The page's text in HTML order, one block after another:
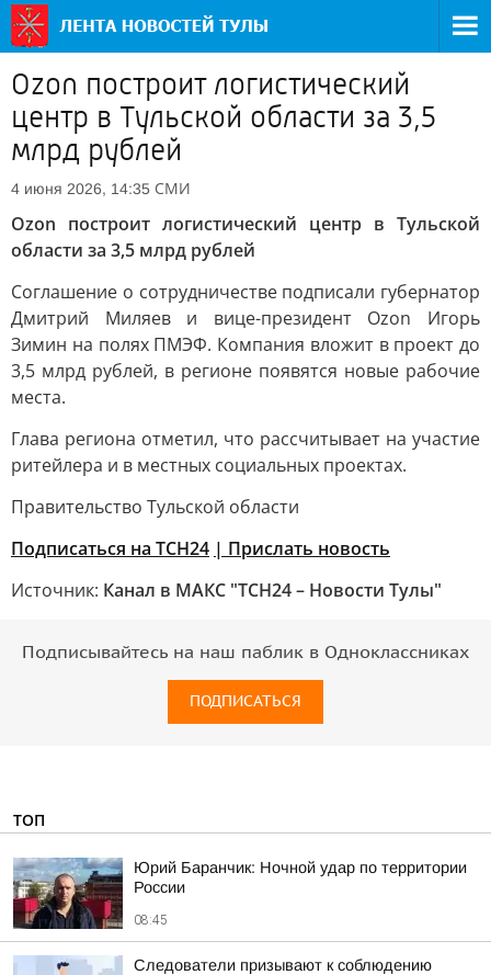
Ozon построит логистический
центр в Тульской области за 3,5
млрд рублей
4 июня 2026, 14:35 СМИ
Ozon построит логистический центр в Тульской
области за 3,5 млрд рублей
Соглашение о сотрудничестве подписали губернатор
Дмитрий Миляев и вице-президент Ozon Игорь
Зимин на полях ПМЭФ. Компания вложит в проект до
3,5 млрд рублей, в регионе появятся новые рабочие
места.
Глава региона отметил, что рассчитывает на участие
ритейлера и в местных социальных проектах.
Правительство Тульской области
Подписаться на ТСН24 | Прислать новость
Источник: Канал в МАКС "ТСН24 – Новости Тулы"
Подписывайтесь на наш паблик в Одноклассниках
ПОДПИСАТЬСЯ
ТОП
Юрий Баранчик: Ночной удар по территории
России
08:45
Следователи призывают к соблюдению